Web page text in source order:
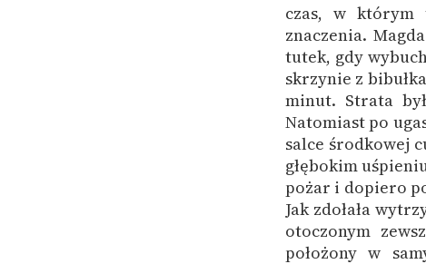
czas, w którym
znaczenia.
tutek, gdy
skrzynie z
minut. Strata
Natomiast po
salce środkowej
głębokim
pożar i dopiero
Jak zdołała
otoczonym
położony w